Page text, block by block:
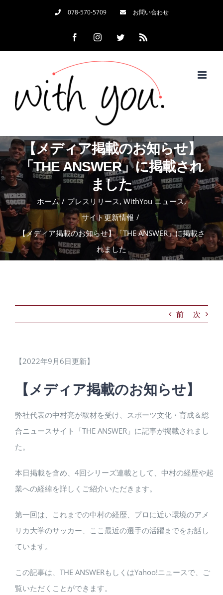
078-570-5709 お問い合わせ
FacebookInstagramTwitter
【メディア掲載のお知らせ】
「THE ANSWER」に掲載され
ました
ホーム / プレスリリース, WithYou ニュース,
サイト更新情報 /
【メディア掲載のお知らせ】「THE ANSWER」に掲載さ
れました
前 次
【2022年9月6日更新】
【メディア掲載のお知らせ】
弊社代表の中村亮が取材を受け、スポーツ文化・育成＆総
合ニュースサイト「THE ANSWER」に記事が掲載されまし
た。
本日掲載を含め、4回シリーズ連載として、中村の経歴や起
業への経緯を詳しくご紹介いただきます。
第一回は、これまでの中村の経歴、プロに近い環境のアメ
リカ大学のサッカー、ここ最近の選手の活躍までをお話し
ています。
この記事は、THE ANSWERもしくはYahoo!ニュースで、ご
覧いただくことができます。